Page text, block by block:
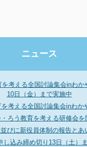
ニュース
考える全国討論集会inわか
10日（金）まで実施中
考える全国討論集会inわか
ろう教育を考える研修会を
びに新役員体制の報告とあ
し込み締め切り13日（土）